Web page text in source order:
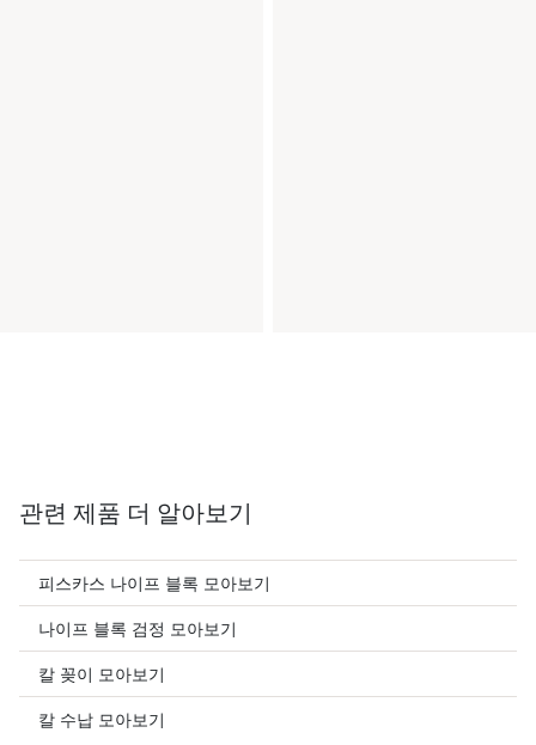
관련 제품 더 알아보기
피스카스 나이프 블록 모아보기
나이프 블록 검정 모아보기
칼 꽂이 모아보기
칼 수납 모아보기